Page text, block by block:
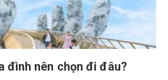
đình nên chọn đi đâu?